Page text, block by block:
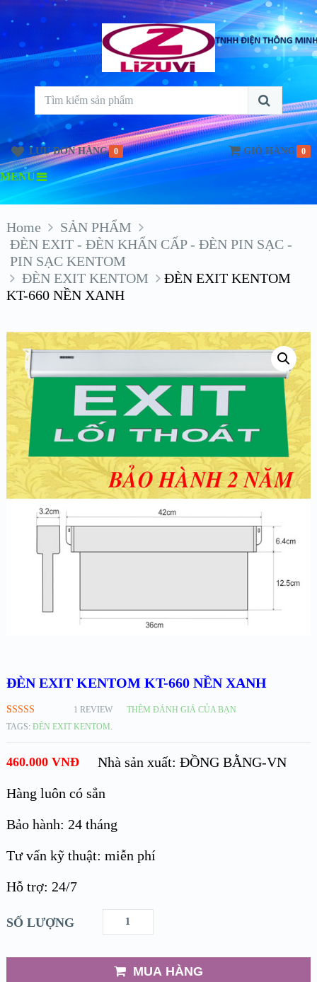
LƯU ĐƠN HÀNG 0 GIỎ HÀNG 0
MENU
Home
SẢN PHẨM
ĐÈN EXIT - ĐÈN KHẨN CẤP - ĐÈN PIN SẠC -
PIN SẠC KENTOM
ĐÈN EXIT KENTOM
ĐÈN EXIT KENTOM
KT-660 NỀN XANH
ĐÈN EXIT KENTOM KT-660 NỀN XANH
5.00TRÊN
1
1 REVIEW
THÊM ĐÁNH GIÁ CỦA BẠN
TAGS: ĐÈN EXIT KENTOM.
460.000VNĐ
Nhà sản xuất: ĐỒNG BẰNG-VN
Hàng luôn có sẳn
Bảo hành: 24 tháng
Tư vấn kỹ thuật: miễn phí
Hỗ trợ: 24/7
SỐ LƯỢNG
MUA HÀNG